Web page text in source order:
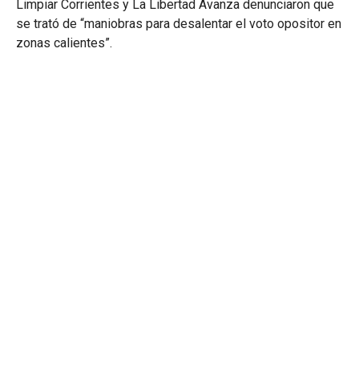
Limpiar Corrientes y La Libertad Avanza denunciaron que
se trató de “maniobras para desalentar el voto opositor en
zonas calientes”.